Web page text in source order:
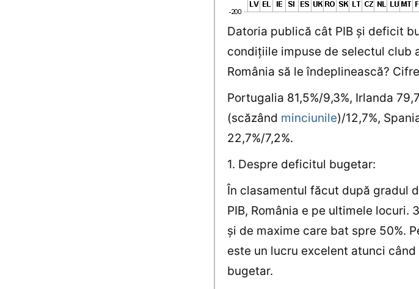
Datoria publică cât PIB şi deficit
condiţiile impuse de selectul club
România să le îndeplinească?
Portugalia 81,5%/9,3%, Irlanda
(scăzând minciunile)/12,7%,
22,7%/7,2%.
1. Despre deficitul bugetar:
În clasamentul făcut după gradul
PIB, România e pe ultimele locuri.
şi de maxime care bat spre 50%.
este un lucru excelent atunci
bugetar.